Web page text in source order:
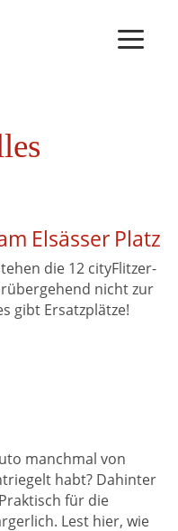
Elsässer Platz
die 12 cityFlitzer-
nicht zur
gibt Ersatzplätze!
manchmal von
habt? Dahinter
für die
Lest hier, wie